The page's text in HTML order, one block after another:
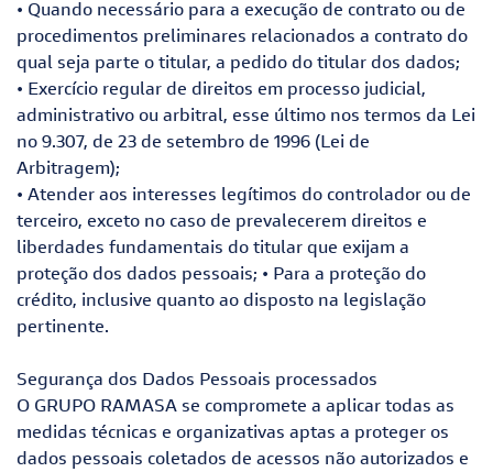
• Quando necessário para a execução de contrato ou de
procedimentos preliminares relacionados a contrato do
qual seja parte o titular, a pedido do titular dos dados;
• Exercício regular de direitos em processo judicial,
administrativo ou arbitral, esse último nos termos da Lei
no 9.307, de 23 de setembro de 1996 (Lei de
Arbitragem);
• Atender aos interesses legítimos do controlador ou de
terceiro, exceto no caso de prevalecerem direitos e
liberdades fundamentais do titular que exijam a
proteção dos dados pessoais; • Para a proteção do
crédito, inclusive quanto ao disposto na legislação
pertinente.
Segurança dos Dados Pessoais processados
O GRUPO RAMASA se compromete a aplicar todas as
medidas técnicas e organizativas aptas a proteger os
dados pessoais coletados de acessos não autorizados e